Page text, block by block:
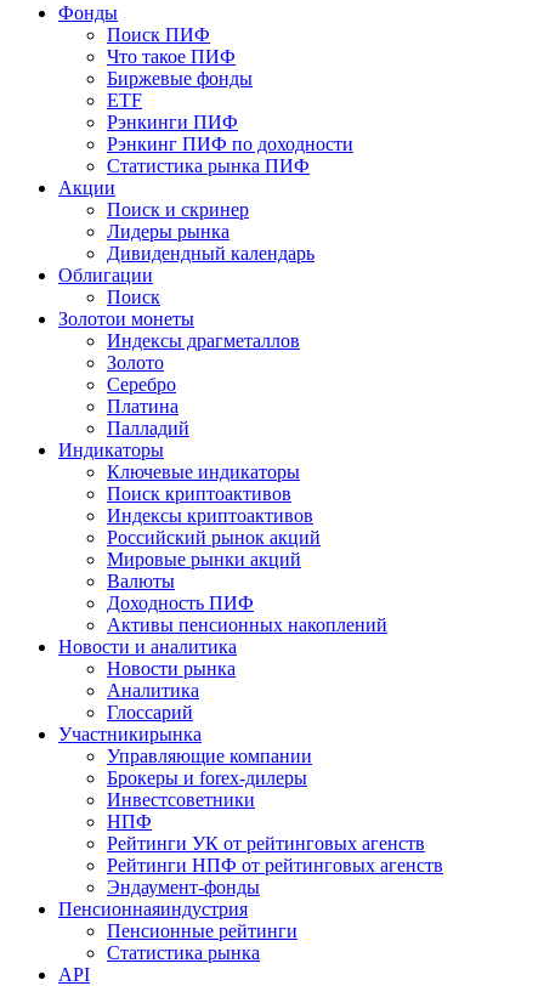
Фонды
Поиск ПИФ
Что такое ПИФ
Биржевые фонды
ETF
Рэнкинги ПИФ
Рэнкинг ПИФ по доходности
Статистика рынка ПИФ
Акции
Поиск и скринер
Лидеры рынка
Дивидендный календарь
Облигации
Поиск
Золотои монеты
Индексы драгметаллов
Золото
Серебро
Платина
Палладий
Индикаторы
Ключевые индикаторы
Поиск криптоактивов
Индексы криптоактивов
Российский рынок акций
Мировые рынки акций
Валюты
Доходность ПИФ
Активы пенсионных накоплений
Новости и аналитика
Новости рынка
Аналитика
Глоссарий
Участникирынка
Управляющие компании
Брокеры и forex-дилеры
Инвестсоветники
НПФ
Рейтинги УК от рейтинговых агенств
Рейтинги НПФ от рейтинговых агенств
Эндаумент-фонды
Пенсионнаяиндустрия
Пенсионные рейтинги
Статистика рынка
API